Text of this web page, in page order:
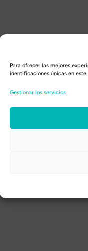
Para ofrecer las mejores
identificaciones únicas en
Gestionar los servicios